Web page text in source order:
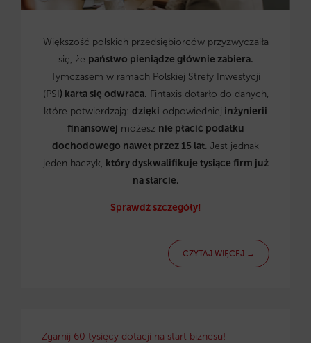
Większość polskich przedsiębiorców przyzwyczaiła
się, że państwo pieniądze głównie zabiera.
Tymczasem w ramach Polskiej Strefy Inwestycji
(PSI) karta się odwraca. Fintaxis dotarło do danych,
które potwierdzają: dzięki odpowiedniej inżynierii
finansowej możesz nie płacić podatku
dochodowego nawet przez 15 lat. Jest jednak
jeden haczyk, który dyskwalifikuje tysiące firm już
na starcie.
Sprawdź szczegóły!
CZYTAJ WIĘCEJ →
Zgarnij 60 tysięcy dotacji na start biznesu!